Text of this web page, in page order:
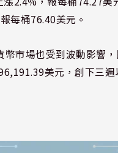
每桶76.40美元。
幣市場也受到波動影響
美元，創下三週